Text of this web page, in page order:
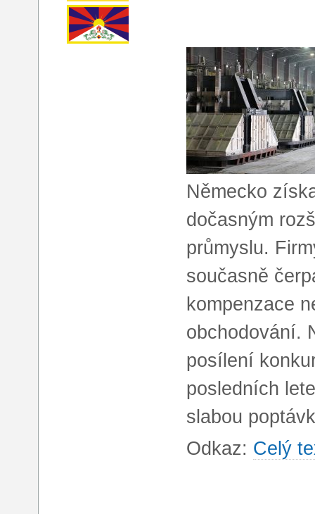
Německo
dočasným
průmyslu.
současně
kompenzace
obchodování.
posílení
posledních
slabou
Odkaz: Celý